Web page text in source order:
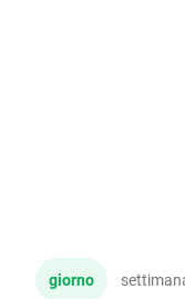
giorno